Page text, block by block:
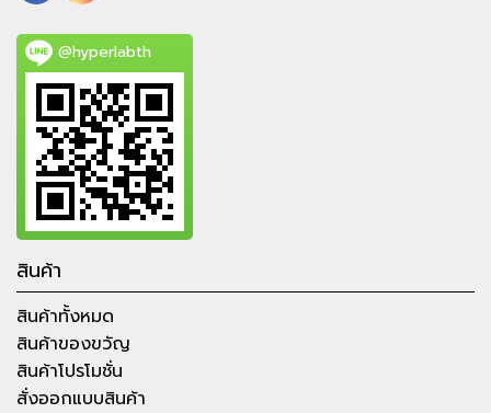
@hyperlabth
สินค้า
สินค้าทั้งหมด
สินค้าของขวัญ
สินค้าโปรโมชั่น
สั่งออกแบบสินค้า